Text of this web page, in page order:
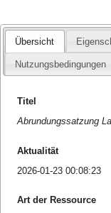
Übersicht
Nutzungsbedingungen
Titel
Abrundungssatzung
Aktualität
2026-01-23 00:08:23
Art der Ressource